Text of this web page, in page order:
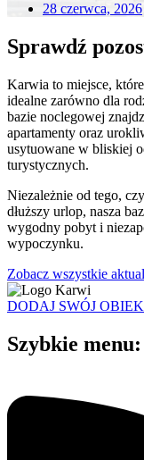
28 czerwca, 2026
Sprawdź
Karwia to miejsce,
idealne zarówno dla
bazie noclegowej
apartamenty oraz
usytuowane w bliskiej
turystycznych.
Niezależnie od tego,
dłuższy urlop, nasza
wygodny pobyt i
wypoczynku.
Zobacz wszystkie
DODAJ SWÓJ
Szybkie menu: